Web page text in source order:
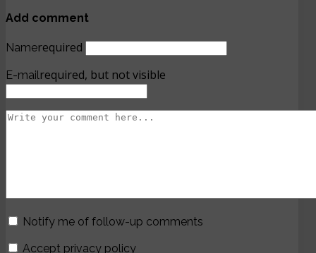
Add comment
Namerequired
E-mailrequired, but not visible
Notify me of follow-up comments
Accept privacy policy